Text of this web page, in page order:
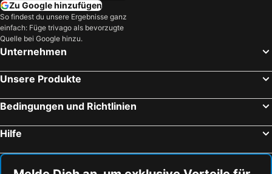
Zu Google hinzufügen
So findest du unsere Ergebnisse ganz
einfach: Füge trivago als bevorzugte
Quelle bei Google hinzu.
Unternehmen
Unsere Produkte
Bedingungen und Richtlinien
Hilfe